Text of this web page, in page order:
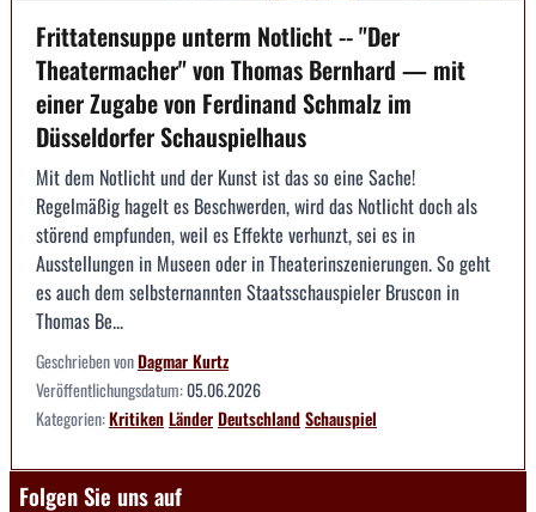
Frittatensuppe unterm Notlicht -- "Der
Theatermacher" von Thomas Bernhard — mit
einer Zugabe von Ferdinand Schmalz im
Düsseldorfer Schauspielhaus
Mit dem Notlicht und der Kunst ist das so eine Sache!
Regelmäßig hagelt es Beschwerden, wird das Notlicht doch als
störend empfunden, weil es Effekte verhunzt, sei es in
Ausstellungen in Museen oder in Theaterinszenierungen. So geht
es auch dem selbsternannten Staatsschauspieler Bruscon in
Thomas Be...
Geschrieben vonDagmar Kurtz
Veröffentlichungsdatum:05.06.2026
Kategorien:KritikenLänderDeutschlandSchauspiel
Folgen Sie uns auf